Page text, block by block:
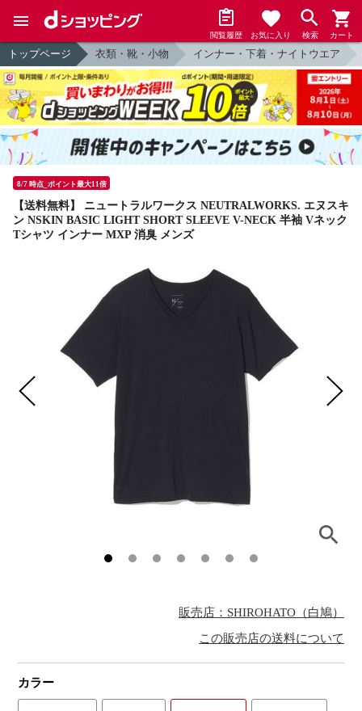
閲覧履歴 お気に入り 検索 カート
トップページ 衣類・靴・小物 インナー・下着・ナイトウエア
8/7 時点_ポイント最大11倍
【送料無料】 ニュートラルワークス NEUTRALWORKS. エヌスキ
ン NSKIN BASIC LIGHT SHORT SLEEVE V-NECK 半袖 Vネック
Tシャツ インナー MXP 消臭 メンズ
販売店：SHIROHATO（白鳩）
この販売店の送料について
カラー